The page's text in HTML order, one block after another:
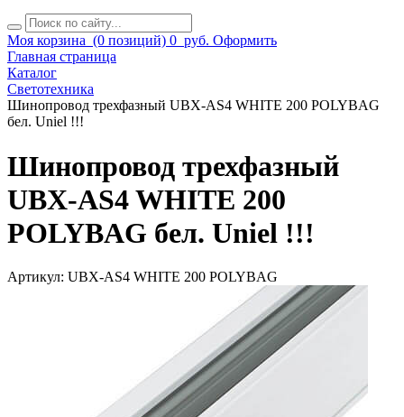
Моя корзина (0 позиций) 0 руб. Оформить
Главная страница
Каталог
Светотехника
Шинопровод трехфазный UBX-AS4 WHITE 200 POLYBAG
бел. Uniel !!!
Шинопровод трехфазный
UBX-AS4 WHITE 200
POLYBAG бел. Uniel !!!
Артикул: UBX-AS4 WHITE 200 POLYBAG